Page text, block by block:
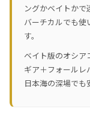
ングかベイトかで
バーチカルでも使
す。
ベイト版のオシア
ギア＋フォールレ
日本海の深場でも